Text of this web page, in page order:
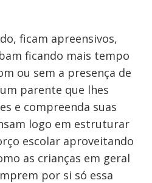
ficam apreensivos,
ficando mais tempo
ou sem a presença de
parente que lhes
e compreenda suas
logo em estruturar
escolar aproveitando
as crianças em geral
por si só essa